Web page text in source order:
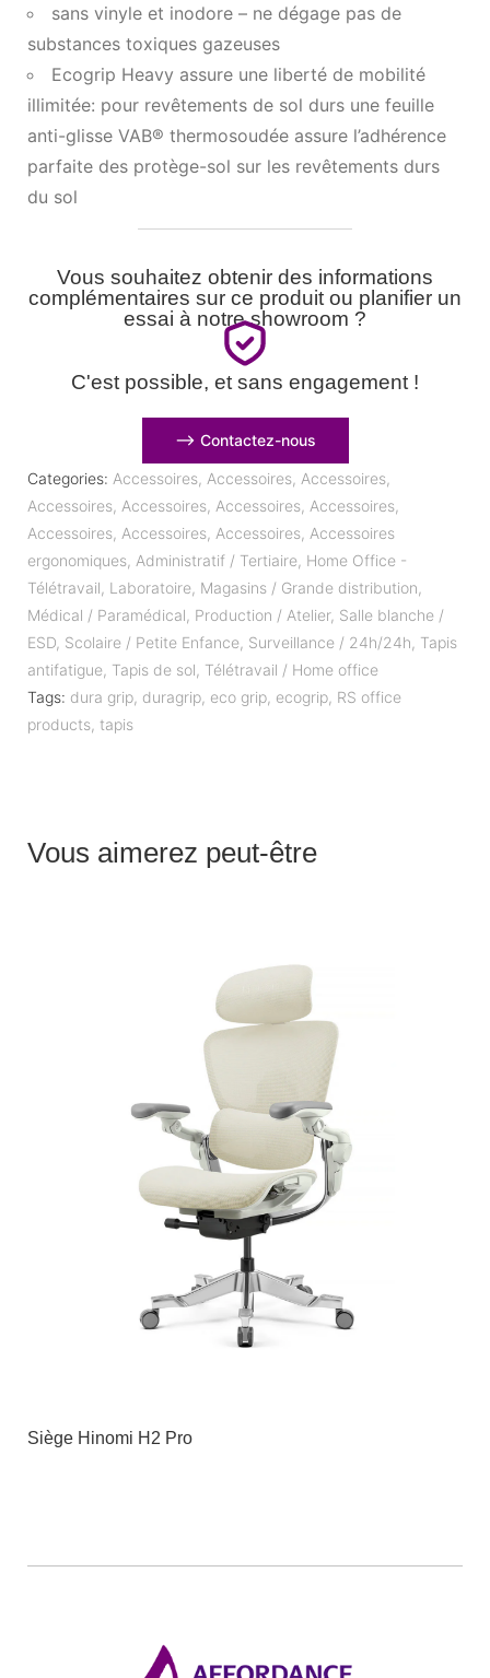
sans vinyle et inodore – ne dégage pas de
substances toxiques gazeuses
Ecogrip Heavy assure une liberté de mobilité
illimitée: pour revêtements de sol durs une feuille
anti-glisse VAB® thermosoudée assure l’adhérence
parfaite des protège-sol sur les revêtements durs
du sol
Vous souhaitez obtenir des informations
complémentaires sur ce produit ou planifier un
essai à notre showroom ?
C'est possible, et sans engagement !
⟶ Contactez-nous
Categories: Accessoires, Accessoires, Accessoires,
Accessoires, Accessoires, Accessoires, Accessoires,
Accessoires, Accessoires, Accessoires, Accessoires
ergonomiques, Administratif / Tertiaire, Home Office -
Télétravail, Laboratoire, Magasins / Grande distribution,
Médical / Paramédical, Production / Atelier, Salle blanche /
ESD, Scolaire / Petite Enfance, Surveillance / 24h/24h, Tapis
antifatigue, Tapis de sol, Télétravail / Home office
Tags: dura grip, duragrip, eco grip, ecogrip, RS office
products, tapis
Vous aimerez peut-être
Siège Hinomi H2 Pro